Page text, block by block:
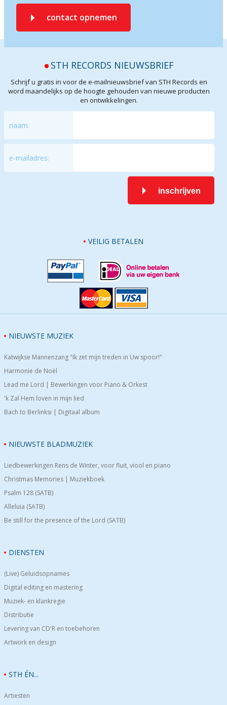
contact opnemen
STH RECORDS NIEUWSBRIEF
Schrijf u gratis in voor de e-mailnieuwsbrief van STH Records en
word maandelijks op de hoogte gehouden van nieuwe producten
en ontwikkelingen.
naam:
e-mailadres:
inschrijven
VEILIG BETALEN
NIEUWSTE MUZIEK
Katwijkse Mannenzang "Ik zet mijn treden in Uw spoor!"
Harmonie de Noël
Lead me Lord | Bewerkingen voor Piano & Orkest
'k Zal Hem loven in mijn lied
Bach to Berlinksi | Digitaal album
NIEUWSTE BLADMUZIEK
Liedbewerkingen Rens de Winter, voor fluit, viool en piano
Christmas Memories | Muziekboek
Psalm 128 (SATB)
Alleluia (SATB)
Be still for the presence of the Lord (SATB)
DIENSTEN
(Live) Geluidsopnames
Digital editing en mastering
Muziek- en klankregie
Distributie
Levering van CD'R en toebehoren
Artwork en design
STH ÉN...
Artiesten